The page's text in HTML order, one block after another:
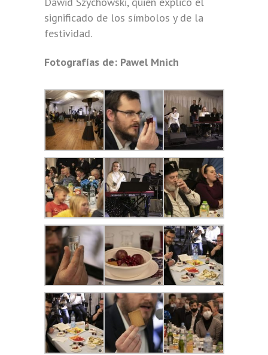
significado de los símbolos y de la
festividad.
Fotografías de: Pawel Mnich